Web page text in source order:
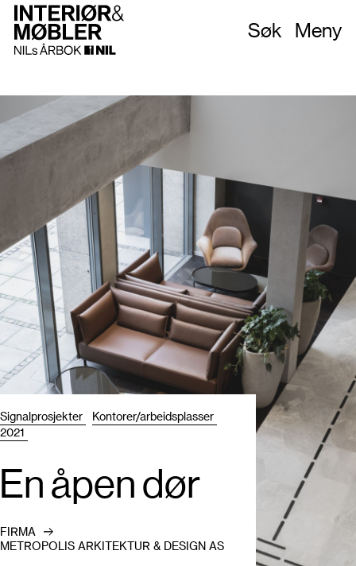
Søk Meny
Signalprosjekter
Kontorer/arbeidsplasser
2021
En åpen dør
FIRMA
METROPOLIS ARKITEKTUR & DESIGN AS